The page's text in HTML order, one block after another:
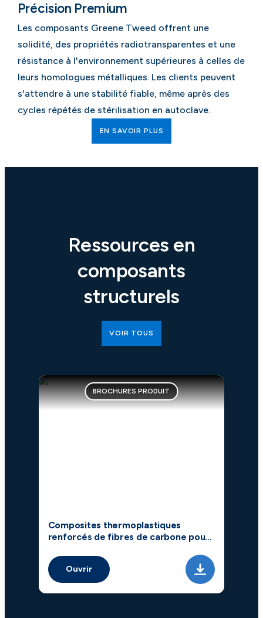
Précision Premium
Les composants Greene Tweed offrent une
solidité, des propriétés radiotransparentes et une
résistance à l'environnement supérieures à celles de
leurs homologues métalliques. Les clients peuvent
s'attendre à une stabilité fiable, même après des
cycles répétés de stérilisation en autoclave.
EN SAVOIR PLUS
Ressources en
composants
structurels
VOIR TOUS
BROCHURES PRODUIT
Composites thermoplastiques
renforcés de fibres de carbone pour
forme complexe dans les intérieurs
d'avions
Ouvrir